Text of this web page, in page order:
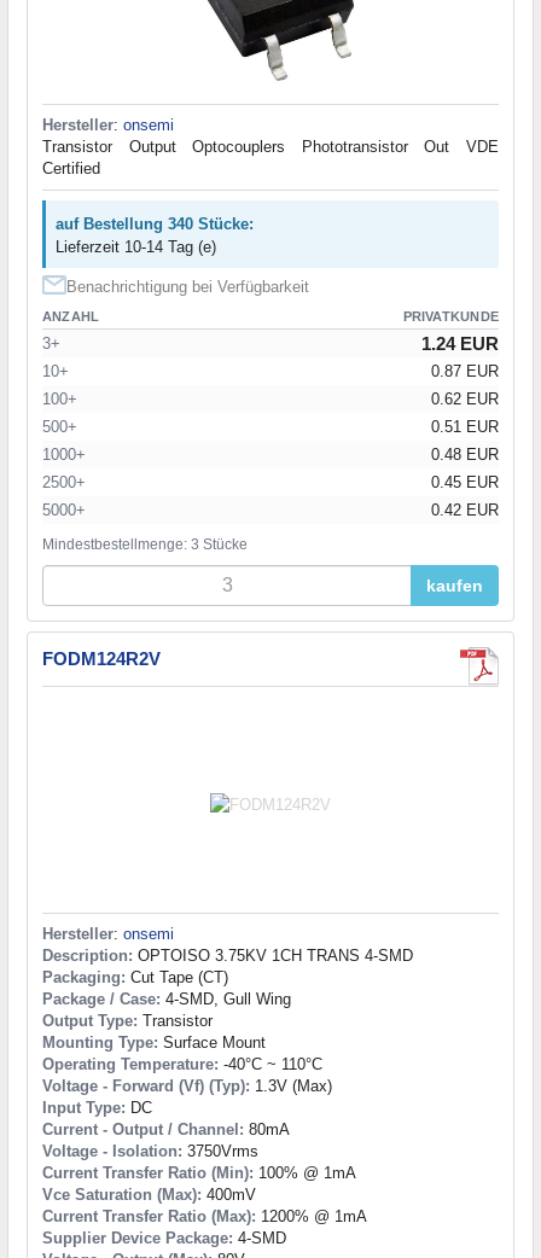
Hersteller: onsemi
Transistor Output Optocouplers Phototransistor Out VDE
Certified
auf Bestellung 340 Stücke:
Lieferzeit 10-14 Tag (e)
Benachrichtigung bei Verfügbarkeit
ANZAHL PRIVATKUNDE
3+ 1.24 EUR
10+
0.87 EUR
100+
0.62 EUR
500+
0.51 EUR
1000+
0.48 EUR
2500+
0.45 EUR
5000+
0.42 EUR
Mindestbestellmenge: 3 Stücke
kaufen
FODM124R2V
Hersteller: onsemi
Description: OPTOISO 3.75KV 1CH TRANS 4-SMD
Packaging: Cut Tape (CT)
Package / Case: 4-SMD, Gull Wing
Output Type: Transistor
Mounting Type: Surface Mount
Operating Temperature: -40°C ~ 110°C
Voltage - Forward (Vf) (Typ): 1.3V (Max)
Input Type: DC
Current - Output / Channel: 80mA
Voltage - Isolation: 3750Vrms
Current Transfer Ratio (Min): 100% @ 1mA
Vce Saturation (Max): 400mV
Current Transfer Ratio (Max): 1200% @ 1mA
Supplier Device Package: 4-SMD